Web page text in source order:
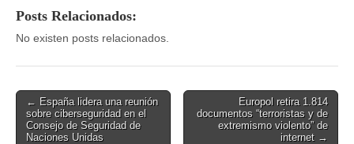
Posts Relacionados:
No existen posts relacionados.
Post
navigation
← España lidera una reunión
sobre ciberseguridad en el
Consejo de Seguridad de
Naciones Unidas
Europol retira 1.814
documentos “terroristas y de
extremismo violento” de
internet →